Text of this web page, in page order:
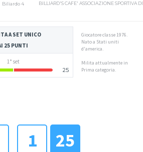
Biliardo 4 BILLIARD'S CAFE' ASSOCIAZIONE SPORTIVA
A SET UNICO
25 PUNTI
1° set
25
Giocatore classe 1976.
Nato a Stati uniti
d'america.
Milita attualmente in
Prima categoria.
1 25